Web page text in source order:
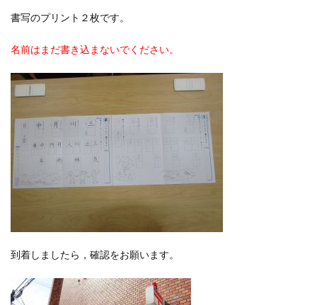
書写のプリント２枚です。
名前はまだ書き込まないでください。
到着しましたら，確認をお願います。